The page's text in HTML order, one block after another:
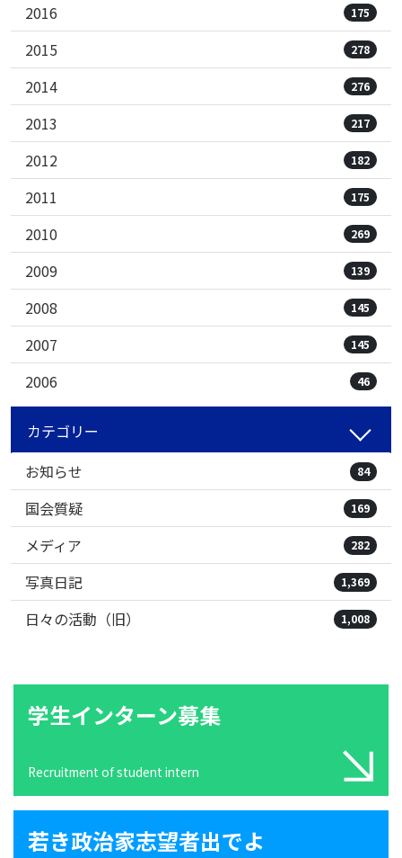
2016 175
2015 278
2014 276
2013 217
2012 182
2011 175
2010 269
2009 139
2008 145
2007 145
2006 46
カテゴリー
お知らせ
84
国会質疑 169
メディア 282
写真日記 1,369
日々の活動（旧） 1,008
学生インターン募集
Recruitment of student intern
若き政治家志望者出でよ